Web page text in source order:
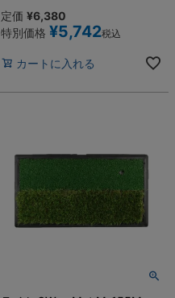
定価 ¥6,380
特別価格 ¥5,742税込
カートに入れる